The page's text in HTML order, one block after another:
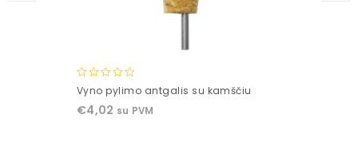
0
of
Vyno pylimo antgalis su kamščiu
€4,02 su PVM